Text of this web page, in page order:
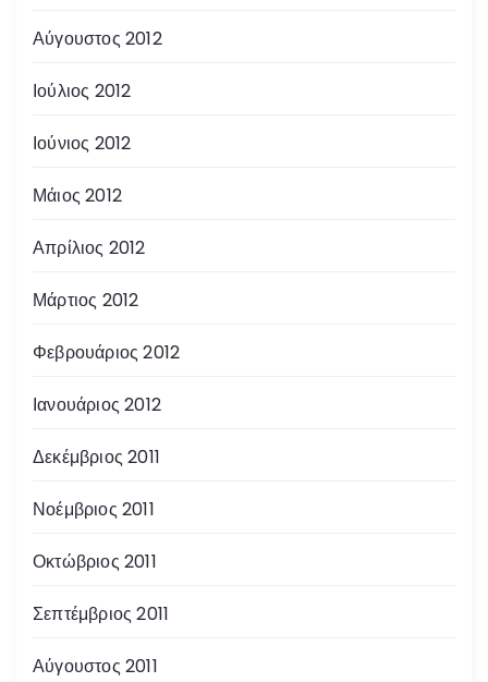
Αύγουστος 2012
Ιούλιος 2012
Ιούνιος 2012
Μάιος 2012
Απρίλιος 2012
Μάρτιος 2012
Φεβρουάριος 2012
Ιανουάριος 2012
Δεκέμβριος 2011
Νοέμβριος 2011
Οκτώβριος 2011
Σεπτέμβριος 2011
Αύγουστος 2011